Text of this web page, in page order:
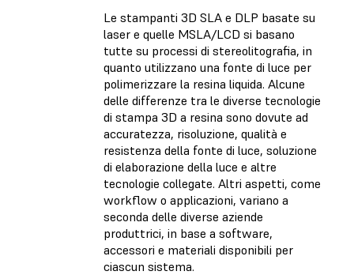
Le stampanti 3D SLA e DLP basate su
laser e quelle MSLA/LCD si basano
tutte su processi di stereolitografia, in
quanto utilizzano una fonte di luce per
polimerizzare la resina liquida. Alcune
delle differenze tra le diverse tecnologie
di stampa 3D a resina sono dovute ad
accuratezza, risoluzione, qualità e
resistenza della fonte di luce, soluzione
di elaborazione della luce e altre
tecnologie collegate. Altri aspetti, come
workflow o applicazioni, variano a
seconda delle diverse aziende
produttrici, in base a software,
accessori e materiali disponibili per
ciascun sistema.